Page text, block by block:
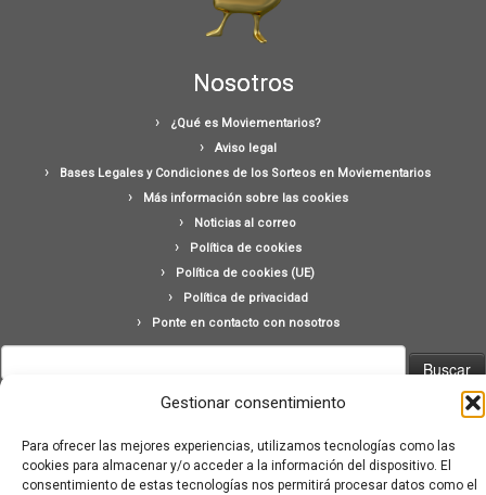
Gestionar consentimiento
Para ofrecer las mejores experiencias, utilizamos tecnologías como las
cookies para almacenar y/o acceder a la información del dispositivo. El
consentimiento de estas tecnologías nos permitirá procesar datos como el
Nosotros
¿Qué es Moviementarios?
Aviso legal
Bases Legales y Condiciones de los Sorteos en Moviementarios
Más información sobre las cookies
Noticias al correo
Política de cookies
Política de cookies (UE)
Política de privacidad
Ponte en contacto con nosotros